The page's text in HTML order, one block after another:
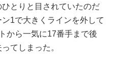
とりと目されていたのだ
1で大きくラインを外して
から一気に17番手まで後
てしまった。